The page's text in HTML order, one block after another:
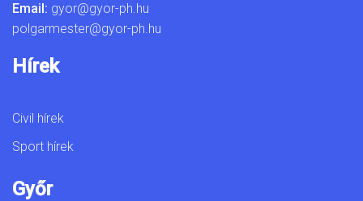
Email: gyor@gyor-ph.hu
polgarmester@gyor-ph.hu
Hírek
Civil hírek
Sport hírek
Győr